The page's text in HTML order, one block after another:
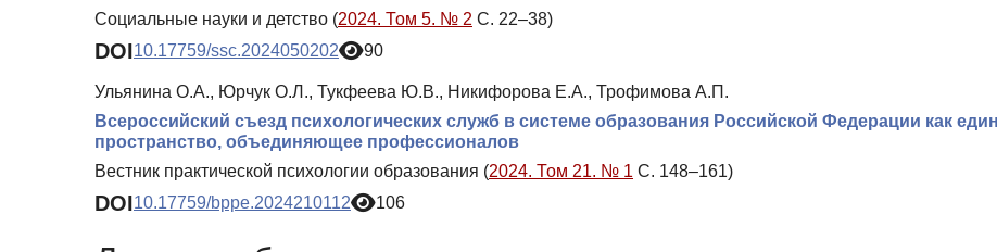
Социальные науки и детство (2024. Том 5. № 2 С. 22–38)
DOI10.17759/ssc.2024050202 90
Ульянина О.А., Юрчук О.Л., Тукфеева Ю.В., Никифорова Е.А., Трофимова А.П.
Всероссийский съезд психологических служб в системе образования Российской Федерации как
пространство, объединяющее профессионалов
Вестник практической психологии образования (2024. Том 21. № 1 С. 148–161)
DOI10.17759/bppe.2024210112 106